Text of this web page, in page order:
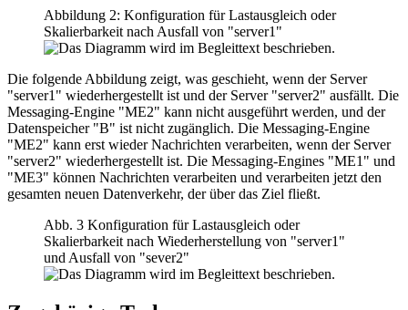
Abbildung 2: Konfiguration für Lastausgleich oder
Skalierbarkeit nach Ausfall von "server1"
Die folgende Abbildung zeigt, was geschieht, wenn der Server
"server1" wiederhergestellt ist und der Server "server2" ausfällt. Die
Messaging-Engine "ME2" kann nicht ausgeführt werden, und der
Datenspeicher "B" ist nicht zugänglich. Die Messaging-Engine
"ME2" kann erst wieder Nachrichten verarbeiten, wenn der Server
"server2" wiederhergestellt ist. Die Messaging-Engines "ME1" und
"ME3" können Nachrichten verarbeiten und verarbeiten jetzt den
gesamten neuen Datenverkehr, der über das Ziel fließt.
Abb. 3 Konfiguration für Lastausgleich oder
Skalierbarkeit nach Wiederherstellung von "server1"
und Ausfall von "sever2"